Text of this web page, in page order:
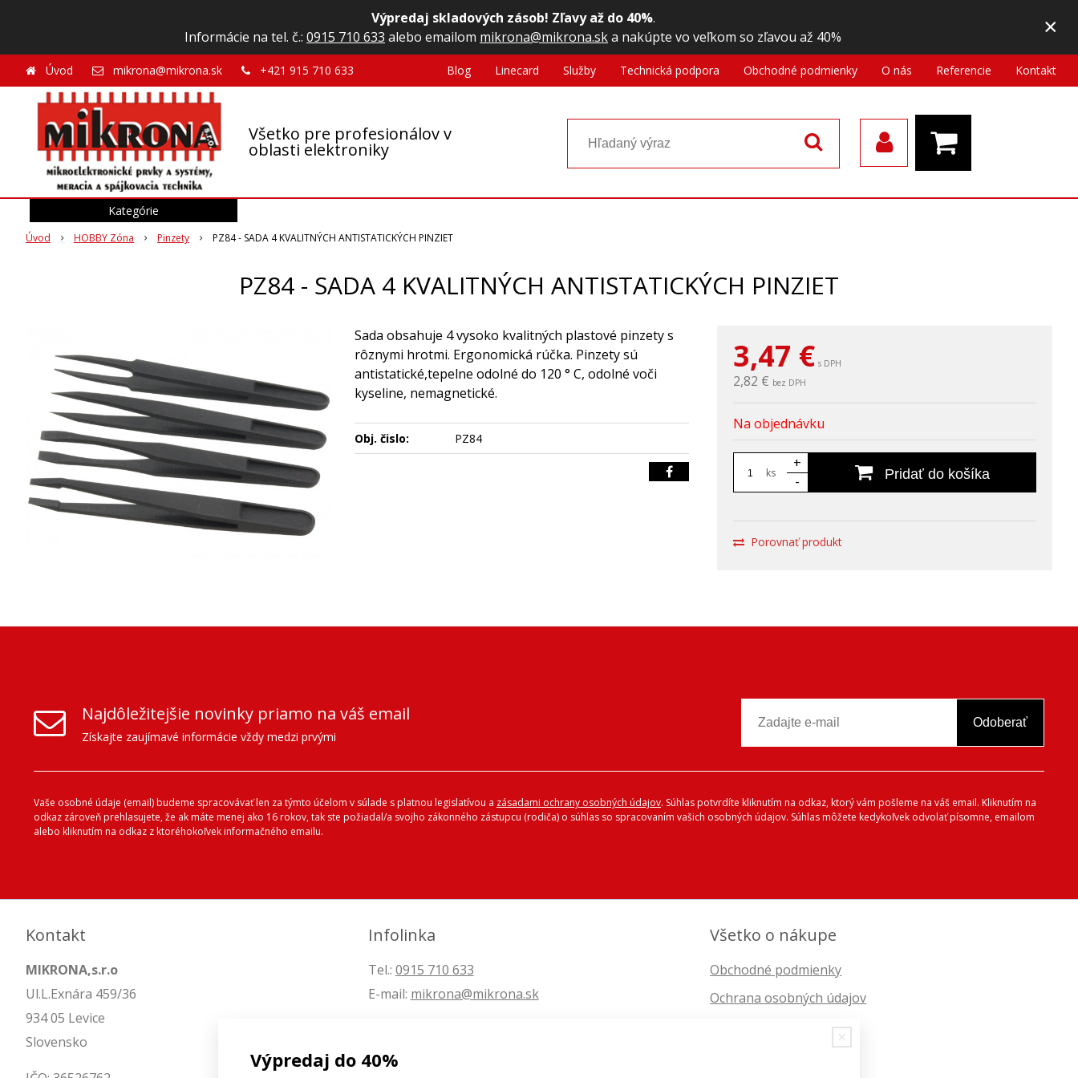
Výpredaj skladových zásob! Zľavy až do 40%.
Informácie na tel. č.: 0915 710 633 alebo emailom mikrona@mikrona.ska nakúpte vo veľkom so zľavou až 40% ×
Všetko pre profesionálov v
oblasti elektroniky
Úvod mikrona@mikrona.sk +421 915 710 633 Blog Linecard Služby Technická podpora Obchodné podmienky O nás Referencie Kontakt
Úvod HOBBY Zóna Pinzety PZ84 - SADA 4 KVALITNÝCH ANTISTATICKÝCH PINZIET
PZ84 - SADA 4 KVALITNÝCH ANTISTATICKÝCH PINZIET
3,47 € s DPH
2,82 € bez DPH
Na objednávku
ks
+
-
Pridať do košíka
Porovnať produkt
Sada obsahuje 4 vysoko kvalitných plastové pinzety s
rôznymi hrotmi. Ergonomická rúčka. Pinzety sú
antistatické,tepelne odolné do 120 ° C, odolné voči
kyseline, nemagnetické.
Obj. čislo: PZ84
Kategórie
Najdôležitejšie novinky priamo na váš email
Získajte zaujímavé informácie vždy medzi prvými
Odoberať
Vaše osobné údaje (email) budeme spracovávať len za týmto účelom v súlade s platnou legislatívou a zásadami ochrany osobných údajov. Súhlas potvrdíte kliknutím na odkaz, ktorý vám pošleme na váš email. Kliknutím na
odkaz zároveň prehlasujete, že ak máte menej ako 16 rokov, tak ste požiadal/a svojho zákonného zástupcu (rodiča) o súhlas so spracovaním vašich osobných údajov. Súhlas môžete kedykoľvek odvolať písomne, emailom
alebo kliknutím na odkaz z ktoréhokoľvek informačného emailu.
Kontakt
MIKRONA,s.r.o
Ul.L.Exnára 459/36
934 05 Levice
Slovensko
Infolinka
Tel.: 0915 710 633
E-mail: mikrona@mikrona.sk
Všetko o nákupe
Obchodné podmienky
Ochrana osobných údajov
Výpredaj do 40%